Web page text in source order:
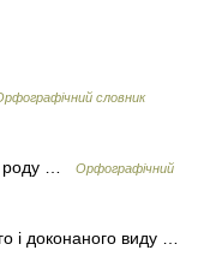
словник
роду …
Орфографічний
і доконаного виду …